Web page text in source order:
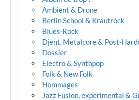
Ambient & Drone
Berlin School & Krautrock
Blues-Rock
Djent, Metalcore & Post-
Dossier
Electro & Synthpop
Folk & New Folk
Hommages
Jazz Fusion, expérimental &